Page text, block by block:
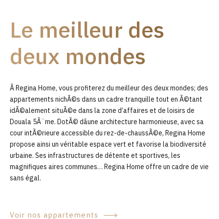
0
Le meilleur des
deux mondes
Ã Regina Home, vous profiterez du meilleur des deux mondes; des
appartements nichÃ©s dans un cadre tranquille tout en Ã©tant
idÃ©alement situÃ©e dans la zone d’affaires et de loisirs de
Douala 5Ã¨me. DotÃ© dâune architecture harmonieuse, avec sa
cour intÃ©rieure accessible du rez-de-chaussÃ©e, Regina Home
propose ainsi un véritable espace vert et favorise la biodiversité
urbaine. Ses infrastructures de détente et sportives, les
magnifiques aires communes… Regina Home offre un cadre de vie
sans égal.
Voir nos appartements